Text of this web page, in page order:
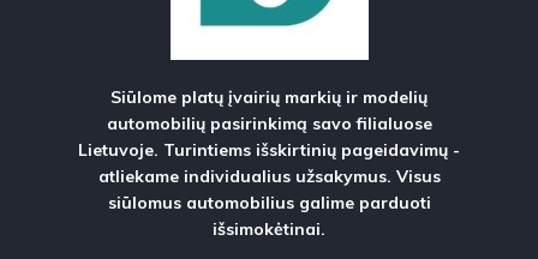
Siūlome platų įvairių markių ir modelių
automobilių pasirinkimą savo filialuose
Lietuvoje. Turintiems išskirtinių pageidavimų -
atliekame individualius užsakymus. Visus
siūlomus automobilius galime parduoti
išsimokėtinai.